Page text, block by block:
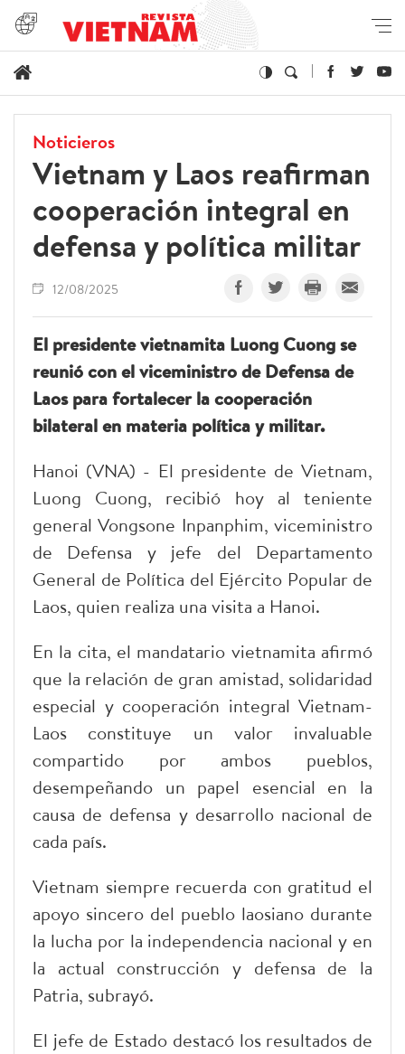
Noticieros
Vietnam y Laos reafirman
cooperación integral en
defensa y política militar
12/08/2025
El presidente vietnamita Luong Cuong se
reunió con el viceministro de Defensa de
Laos para fortalecer la cooperación
bilateral en materia política y militar.
Hanoi (VNA) - El presidente de Vietnam,
Luong Cuong, recibió hoy al teniente
general Vongsone Inpanphim, viceministro
de Defensa y jefe del Departamento
General de Política del Ejército Popular de
Laos, quien realiza una visita a Hanoi.
En la cita, el mandatario vietnamita afirmó
que la relación de gran amistad, solidaridad
especial y cooperación integral Vietnam-
Laos constituye un valor invaluable
compartido por ambos pueblos,
desempeñando un papel esencial en la
causa de defensa y desarrollo nacional de
cada país.
Vietnam siempre recuerda con gratitud el
apoyo sincero del pueblo laosiano durante
la lucha por la independencia nacional y en
la actual construcción y defensa de la
Patria, subrayó.
El jefe de Estado destacó los resultados de